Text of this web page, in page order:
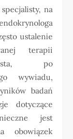
na
ustalenie
terapii
po
wywiadu,
badań
dotyczące
jest
obowiązek